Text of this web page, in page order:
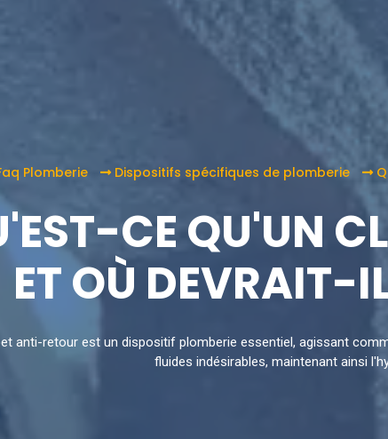
Plomberie Dispositifs spécifiques de plomberie
CE QU'UN
ET OÙ DEVRAIT-
anti-retour est un dispositif plomberie essentiel, agissant
fluides indésirables, maintenant ainsi